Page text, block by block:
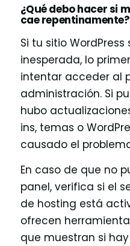
¿Qué debo hacer si
cae repentinamente?
Si tu sitio
inesperada, lo
intentar acceder al
administración. Si
hubo
ins, temas o
causado el
En caso de que no
panel, verifica si el
de hosting está
ofrecen
que muestran si